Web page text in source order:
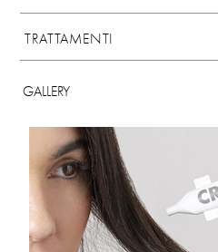
TRATTAMENTI
GALLERY